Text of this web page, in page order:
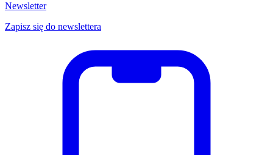
Newsletter
Zapisz się do newslettera